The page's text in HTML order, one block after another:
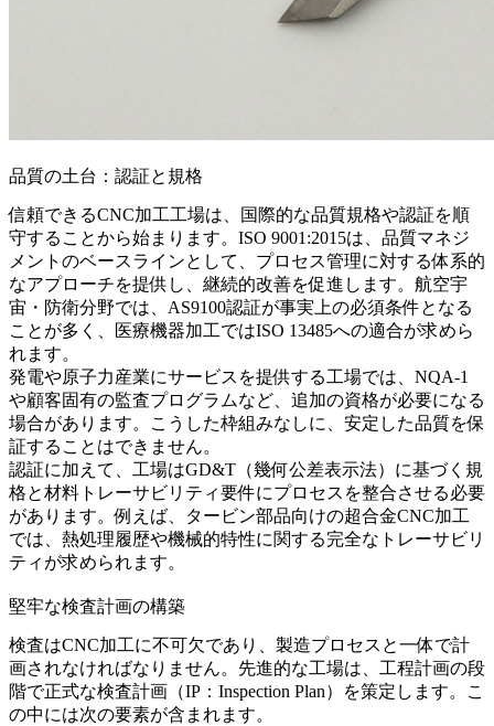
品質の土台：認証と規格
信頼できるCNC加工工場は、国際的な品質規格や認証を順
守することから始まります。ISO 9001:2015は、品質マネジ
メントのベースラインとして、プロセス管理に対する体系的
なアプローチを提供し、継続的改善を促進します。航空宇
宙・防衛分野では、AS9100認証が事実上の必須条件となる
ことが多く、医療機器加工ではISO 13485への適合が求めら
れます。
発電や原子力産業にサービスを提供する工場では、NQA-1
や顧客固有の監査プログラムなど、追加の資格が必要になる
場合があります。こうした枠組みなしに、安定した品質を保
証することはできません。
認証に加えて、工場はGD&T（幾何公差表示法）に基づく規
格と材料トレーサビリティ要件にプロセスを整合させる必要
があります。例えば、タービン部品向けの超合金CNC加工
では、熱処理履歴や機械的特性に関する完全なトレーサビリ
ティが求められます。
堅牢な検査計画の構築
検査はCNC加工に不可欠であり、製造プロセスと一体で計
画されなければなりません。先進的な工場は、工程計画の段
階で正式な検査計画（IP：Inspection Plan）を策定します。こ
の中には次の要素が含まれます。